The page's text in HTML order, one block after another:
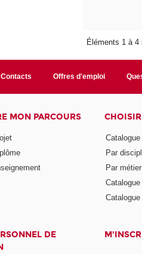
Éléments 1 à 4
Contacts Offres d'emploi
MON PARCOURS
Par
Par métier
DE